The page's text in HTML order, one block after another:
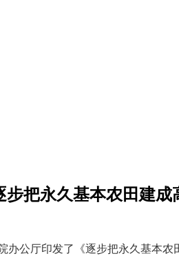
把永久基本农田建成
公厅印发了《逐步把永久基本